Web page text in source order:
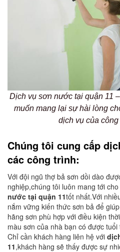
Dịch vụ sơn nước tại quận 11
muốn mang lại sự hài lòng
dịch vụ của
Chúng tôi cung cấp
các công trình:
Với đội ngũ thợ bả sơn dồi dào
nghiệp,chúng tôi luôn mang tới
nước tại quận 11tốt nhất.Với
nắm vững kiến thức sơn bả để
hãng sơn phù hợp với điều kiện
màu sơn của nhà bạn có được
Chỉ cần khách hàng liên hệ với
11,khách hàng sẽ thấy được sự